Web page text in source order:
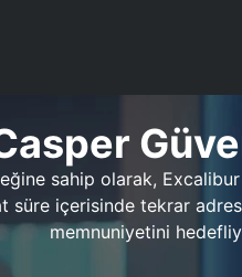
sahip olarak,
süre içerisinde tekrar
memnuniyetini